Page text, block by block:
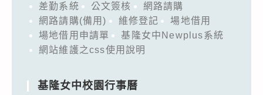
差勤系統 公文簽核
網路請購
網路請購(備用)
維修登記
場地借用
場地借用申請單
基隆女中Newplus系統
網站維護之css使用說明
基隆女中校園行事曆